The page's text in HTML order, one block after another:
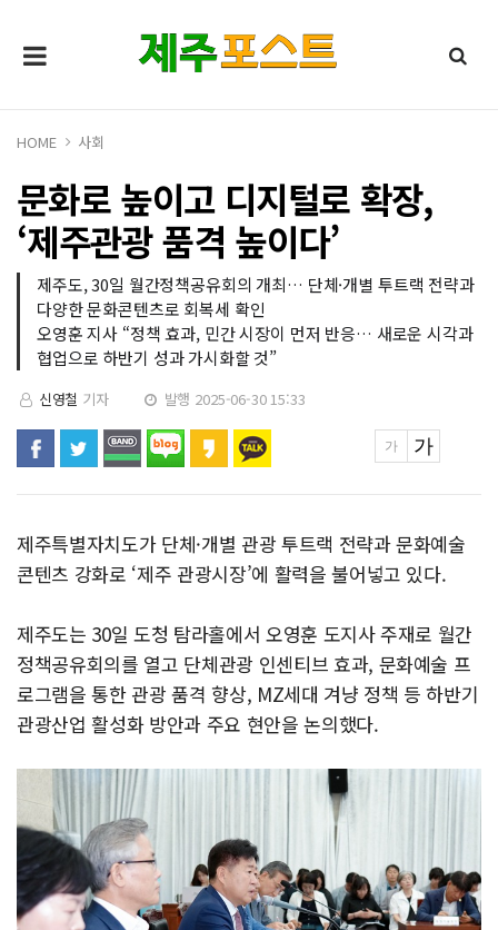
HOME 사회
문화로 높이고 디지털로 확장,
‘제주관광 품격 높이다’
제주도, 30일 월간정책공유회의 개최… 단체·개별 투트랙 전략과
다양한 문화콘텐츠로 회복세 확인
오영훈 지사 “정책 효과, 민간 시장이 먼저 반응… 새로운 시각과
협업으로 하반기 성과 가시화할 것”
신영철 기자 발행 2025-06-30 15:33
제주특별자치도가 단체·개별 관광 투트랙 전략과 문화예술
콘텐츠 강화로 ‘제주 관광시장’에 활력을 불어넣고 있다.
제주도는 30일 도청 탐라홀에서 오영훈 도지사 주재로 월간
정책공유회의를 열고 단체관광 인센티브 효과, 문화예술 프
로그램을 통한 관광 품격 향상, MZ세대 겨냥 정책 등 하반기
관광산업 활성화 방안과 주요 현안을 논의했다.